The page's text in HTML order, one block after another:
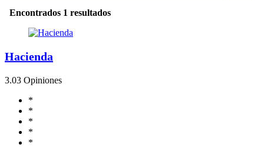
Encontrados 1 resultados
Hacienda
3.03 Opiniones
*
*
*
*
*